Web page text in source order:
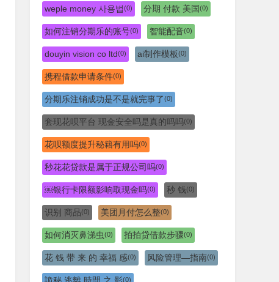
weple money 사용법(0) 分期 付款 美国(0)
如何注销分期乐的账号(0) 智能配音(0)
douyin vision co ltd(0) ai制作模板(0)
携程借款申请条件(0)
分期乐注销成功是不是就完事了(0)
套现花呗平台 现金安全吗是真的吗吗(0)
花呗额度提升秘籍有用吗(0)
秒花花贷款是属于正规公司吗(0)
￼银行卡限额影响取现金吗(0) 秒 钱(0)
识别 商品(0) 美团月付怎么整(0)
如何消灭鼻涕虫(0) 拍拍贷借款步骤(0)
花 钱 带 来 的 幸福 感(0) 风险管理—指南(0)
(0)